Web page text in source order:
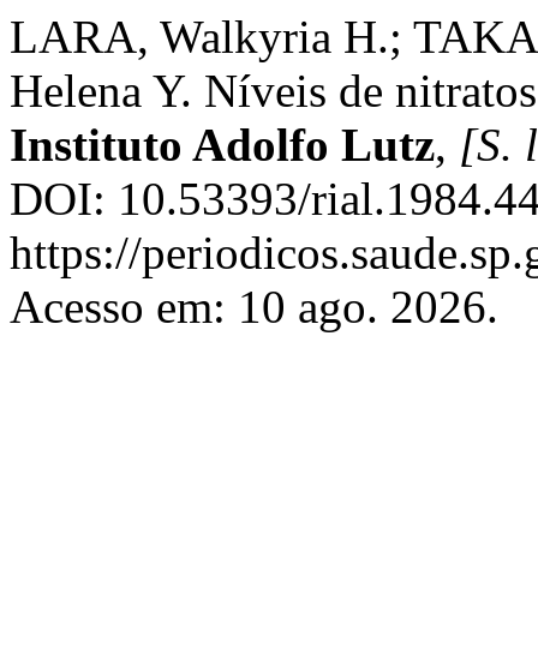
LARA, Walkyria H.;
Helena Y. Níveis de
Instituto Adolfo Lutz, [S.
DOI: 10.53393/
https://
Acesso em: 10 ago. 2026.